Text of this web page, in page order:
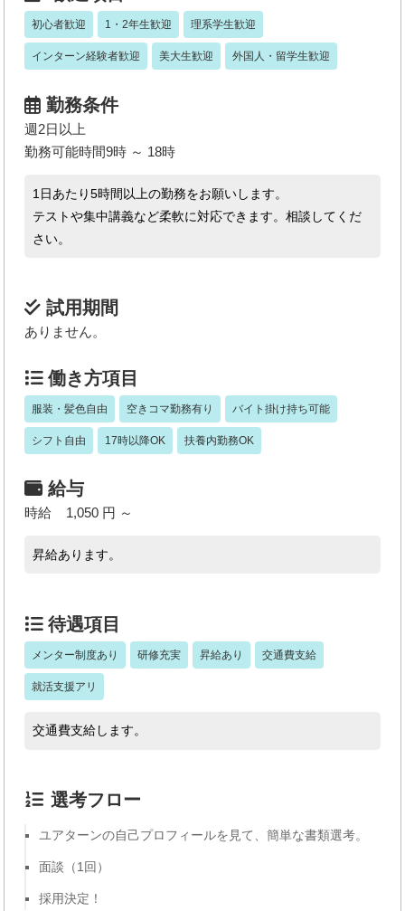
初心者歓迎 1・2年生歓迎 理系学生歓迎
インターン経験者歓迎 美大生歓迎 外国人・留学生歓迎
勤務条件
週2日以上
勤務可能時間9時 ～ 18時
1日あたり5時間以上の勤務をお願いします。
テストや集中講義など柔軟に対応できます。相談してくだ
さい。
試用期間
ありません。
働き方項目
服装・髪色自由 空きコマ勤務有り バイト掛け持ち可能
シフト自由 17時以降OK 扶養内勤務OK
給与
時給 1,050 円 ～
昇給あります。
待遇項目
メンター制度あり 研修充実 昇給あり 交通費支給
就活支援アリ
交通費支給します。
選考フロー
ユアターンの自己プロフィールを見て、簡単な書類選考。
面談（1回）
採用決定！